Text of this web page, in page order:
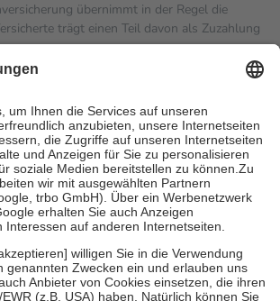
übernimmt in der Regel die
trägt einen Teil davon als Zuzahlung
Mitglieder Zuzahlungen in Höhe von zehn
Es sind jedoch nie mehr als die
der Leistung zu entrichten.
grundsätzlich auch für Online-Apotheken.
Krankenpflege beträgt die
der Kosten sowie zehn Euro je
der Versicherten für ihre eigene Gesundheit
Stellung der Familie zu unterstützen,
an bei:
bis zum vollendeten 18. Lebensjahr